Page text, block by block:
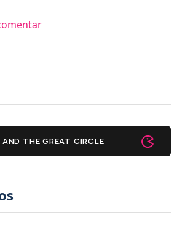
THE GREAT CIRCLE